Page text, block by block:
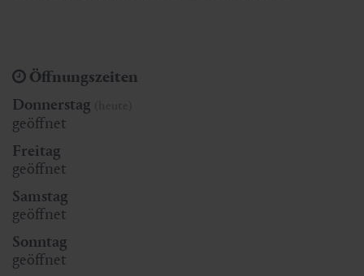
Öffnungszeiten
Donnerstag
geöffnet
Freitag
geöffnet
Samstag
geöffnet
Sonntag
geöffnet